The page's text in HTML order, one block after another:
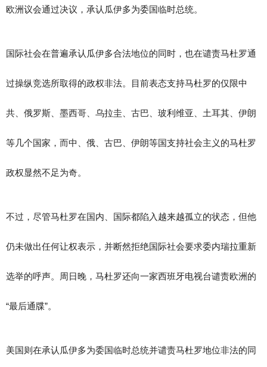
欧洲议会通过决议，承认瓜伊多为委国临时总统。
国际社会在普遍承认瓜伊多合法地位的同时，也在谴责马杜罗通
过操纵竞选所取得的政权非法。目前表态支持马杜罗的仅限中
共、俄罗斯、墨西哥、乌拉圭、古巴、玻利维亚、土耳其、伊朗
等几个国家，而中、俄、古巴、伊朗等国支持社会主义的马杜罗
政权显然不足为奇。
不过，尽管马杜罗在国内、国际都陷入越来越孤立的状态，但他
仍未做出任何让权表示，并断然拒绝国际社会要求委内瑞拉重新
选举的呼声。周日晚，马杜罗还向一家西班牙电视台谴责欧洲的
“最后通牒”。
美国则在承认瓜伊多为委国临时总统并谴责马杜罗地位非法的同